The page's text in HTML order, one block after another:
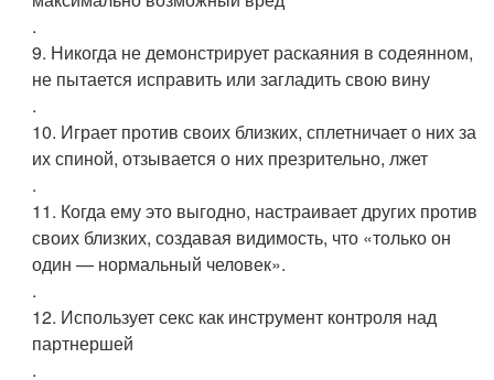
.
9. Никогда не демонстрирует раскаяния в содеянном,
не пытается исправить или загладить свою вину
.
10. Играет против своих близких, сплетничает о них за
их спиной, отзывается о них презрительно, лжет
.
11. Когда ему это выгодно, настраивает других против
своих близких, создавая видимость, что «только он
один — нормальный человек».
.
12. Использует секс как инструмент контроля над
партнершей
.